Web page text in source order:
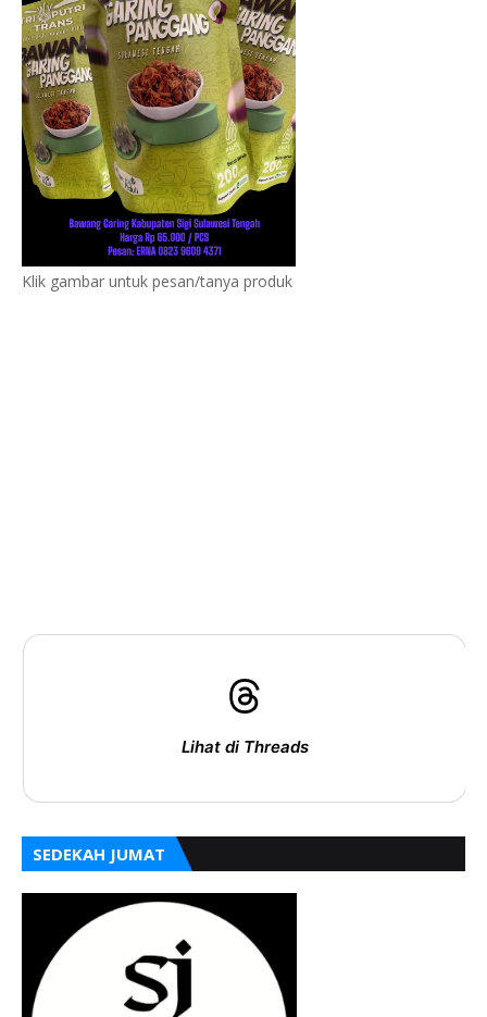
Klik gambar untuk pesan/tanya produk
Lihat di Threads
SEDEKAH JUMAT